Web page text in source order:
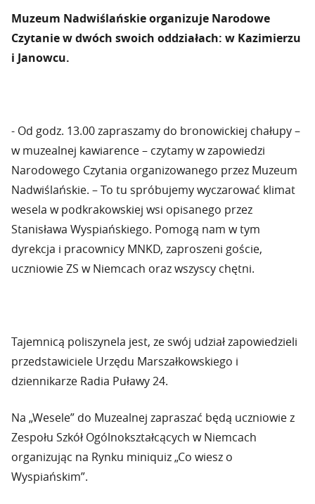
Muzeum Nadwiślańskieorganizuje Narodowe
Czytanie w dwóch swoich oddziałach: w Kazimierzu
i Janowcu.
- Od godz. 13.00 zapraszamy do bronowickiej chałupy –
w muzealnej kawiarence – czytamy w zapowiedzi
Narodowego Czytania organizowanego przez Muzeum
Nadwiślańskie. – To tu spróbujemy wyczarować klimat
wesela w podkrakowskiej wsi opisanego przez
Stanisława Wyspiańskiego. Pomogą nam w tym
dyrekcja i pracownicy MNKD, zaproszeni goście,
uczniowie ZS w Niemcach oraz wszyscy chętni.
Tajemnicą poliszynela jest, ze swój udział zapowiedzieli
przedstawiciele Urzędu Marszałkowskiego i
dziennikarze Radia Puławy 24.
Na „Wesele” do Muzealnej zapraszać będą uczniowie z
Zespołu Szkół Ogólnokształcących w Niemcach
organizując na Rynku miniquiz „Co wiesz o
Wyspiańskim”.